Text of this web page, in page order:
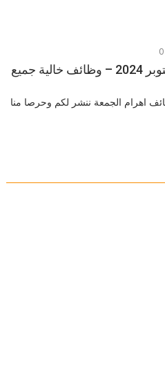
0
وظائف اهرام الجمعة 18 اكتوبر 2024 – وظائف خالية جميع
اهرام الجمعة ننشر لكم وحرصا منا